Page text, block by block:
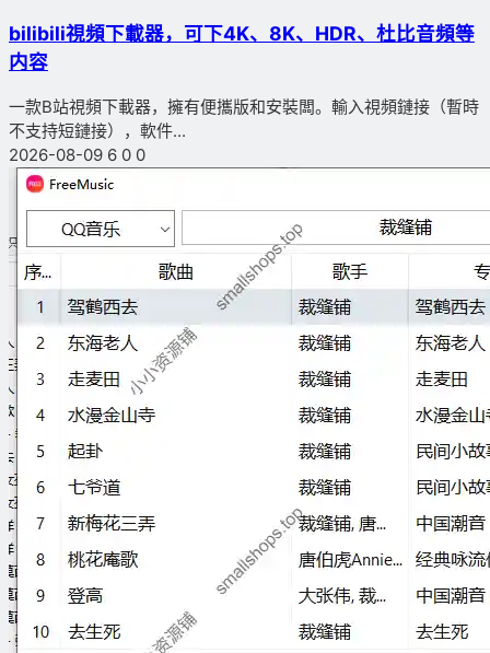
bilibili視頻下載器，可下4K、8K、HDR、杜比音頻等
内容
一款B站視頻下載器，擁有便攜版和安裝闆。輸入視頻鏈接（暫時
不支持短鏈接），軟件...
2026-08-09 6 0 0